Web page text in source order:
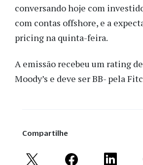
conversando hoje com
com contas offshore, e a
pricing na quinta-feira.
A emissão recebeu um rating
Moody’s e deve ser BB- pela
Compartilhe